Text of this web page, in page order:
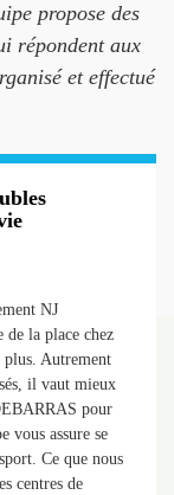
propose des
répondent aux
et effectué
NJ
la place chez
plus. Autrement
il vaut mieux
pour
vous assure se
Ce que nous
centres de